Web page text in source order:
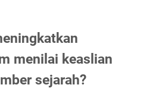
menilai keaslian
sejarah?